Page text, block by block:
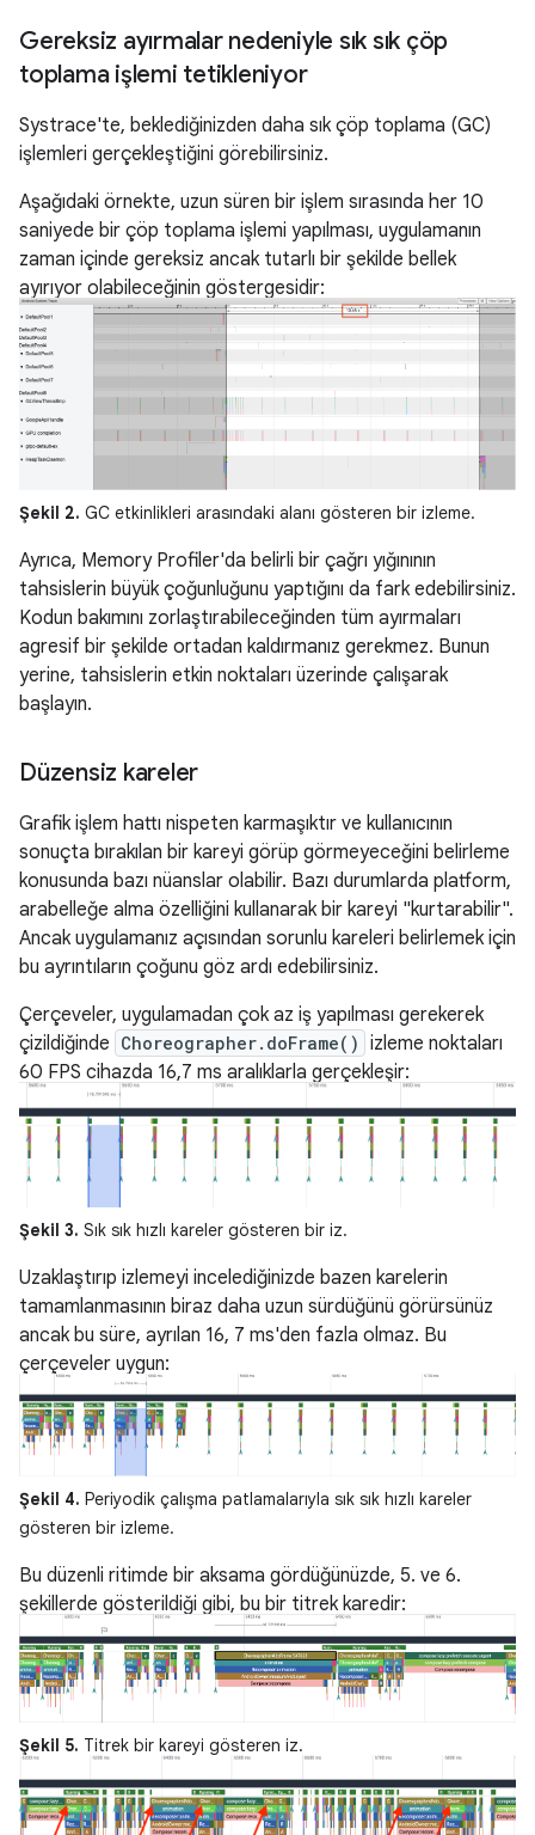
Gereksiz ayırmalar nedeniyle sık sık çöp
toplama işlemi tetikleniyor
Systrace'te, beklediğinizden daha sık çöp toplama (GC)
işlemleri gerçekleştiğini görebilirsiniz.
Aşağıdaki örnekte, uzun süren bir işlem sırasında her 10
saniyede bir çöp toplama işlemi yapılması, uygulamanın
zaman içinde gereksiz ancak tutarlı bir şekilde bellek
ayırıyor olabileceğinin göstergesidir:
Şekil 2. GC etkinlikleri arasındaki alanı gösteren bir izleme.
Ayrıca, Memory Profiler'da belirli bir çağrı yığınının
tahsislerin büyük çoğunluğunu yaptığını da fark edebilirsiniz.
Kodun bakımını zorlaştırabileceğinden tüm ayırmaları
agresif bir şekilde ortadan kaldırmanız gerekmez. Bunun
yerine, tahsislerin etkin noktaları üzerinde çalışarak
başlayın.
Düzensiz kareler
Grafik işlem hattı nispeten karmaşıktır ve kullanıcının
sonuçta bırakılan bir kareyi görüp görmeyeceğini belirleme
konusunda bazı nüanslar olabilir. Bazı durumlarda platform,
arabelleğe alma özelliğini kullanarak bir kareyi "kurtarabilir".
Ancak uygulamanız açısından sorunlu kareleri belirlemek için
bu ayrıntıların çoğunu göz ardı edebilirsiniz.
Çerçeveler, uygulamadan çok az iş yapılması gerekerek
çizildiğinde Choreographer.doFrame() izleme noktaları
60 FPS cihazda 16,7 ms aralıklarla gerçekleşir:
Şekil 3. Sık sık hızlı kareler gösteren bir iz.
Uzaklaştırıp izlemeyi incelediğinizde bazen karelerin
tamamlanmasının biraz daha uzun sürdüğünü görürsünüz
ancak bu süre, ayrılan 16, 7 ms'den fazla olmaz. Bu
çerçeveler uygun:
Şekil 4. Periyodik çalışma patlamalarıyla sık sık hızlı kareler
gösteren bir izleme.
Bu düzenli ritimde bir aksama gördüğünüzde, 5. ve 6.
şekillerde gösterildiği gibi, bu bir titrek karedir:
Şekil 5. Titrek bir kareyi gösteren iz.